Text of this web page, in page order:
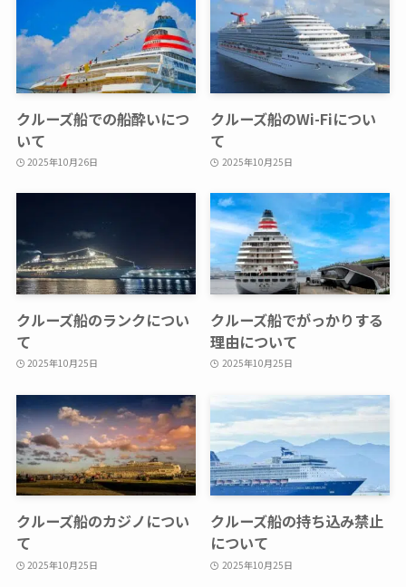
クルーズ船での船酔いにつ
いて
2025年10月26日
クルーズ船のWi-Fiについ
て
2025年10月25日
クルーズ船のランクについ
て
2025年10月25日
クルーズ船でがっかりする
理由について
2025年10月25日
クルーズ船のカジノについ
て
2025年10月25日
クルーズ船の持ち込み禁止
について
2025年10月25日